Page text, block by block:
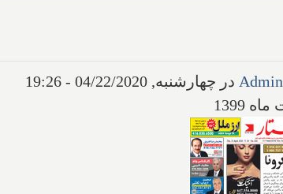
Admin در چهارشنبه, 04/22/2020 - 19:26